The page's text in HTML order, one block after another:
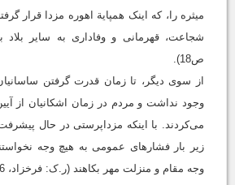
میثره را، که اینک همپایة اهوره مزدا قرار
ص18).
از سوی دیگر، تا زمان قدرت گرفتن
وجود نداشت و مردم در زمان اشکانیان از
می‌کردند. با اینکه مزداپرستی در حال
زیر بار فشارهای عمومی به هیچ وجه
وجه مقام و منزلت مهر بکاهند (ر.ک: فرخزاد، 1386، ص565).